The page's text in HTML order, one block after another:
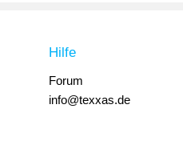
Hilfe
Forum
info@texxas.de